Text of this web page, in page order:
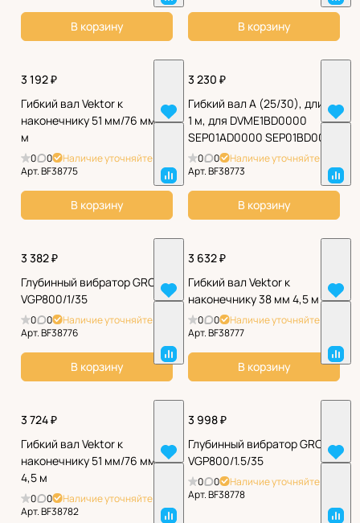
В корзину В корзину
3 192 ₽
Гибкий вал Vektor к
наконечнику 51 мм/76 мм 3
м
0 0
Наличие уточняйте
Арт.BF38775
В корзину
3 230 ₽
Гибкий вал A (25/30), длина
1 м, для DVME1BD0000
SEP01AD0000 SEP01BD0000
0 0
Наличие уточняйте
Арт.BF38773
В корзину
3 382 ₽
Глубинный вибратор GROST
VGP800/1/35
0 0
Наличие уточняйте
Арт.BF38776
В корзину
3 632 ₽
Гибкий вал Vektor к
наконечнику 38 мм 4,5 м
0 0
Наличие уточняйте
Арт.BF38777
В корзину
3 724 ₽
Гибкий вал Vektor к
наконечнику 51 мм/76 мм
4,5 м
0 0
Наличие уточняйте
Арт.BF38782
3 998 ₽
Глубинный вибратор GROST
VGP800/1.5/35
0 0
Наличие уточняйте
Арт.BF38778